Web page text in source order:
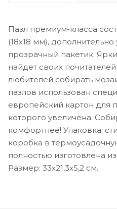
Пазл премиум-класса
(18х18 мм),
прозрачный пакетик.
найдет своих
любителей собирать
пазлов использован
европейский картон для
которого увеличена.
комфортнее! Упаковка:
коробка в
полностью изготовлена
Размер: 33х21,3х5,2 см.